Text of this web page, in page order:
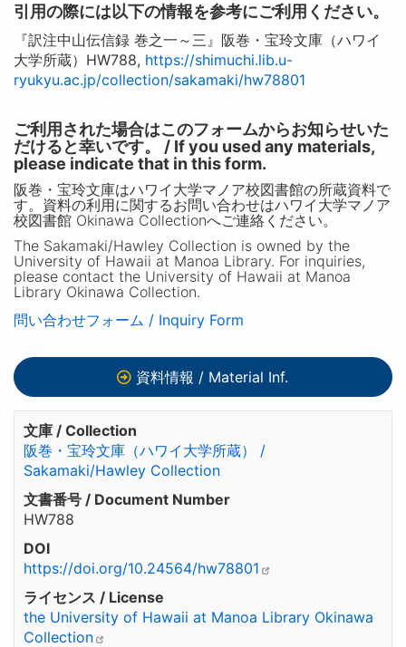
引用の際には以下の情報を参考にご利用ください。
『訳注中山伝信録 巻之一～三』阪巻・宝玲文庫（ハワイ
大学所蔵）HW788, https://shimuchi.lib.u-
ryukyu.ac.jp/collection/sakamaki/hw78801
ご利用された場合はこのフォームからお知らせいた
だけると幸いです。 / If you used any materials,
please indicate that in this form.
阪巻・宝玲文庫はハワイ大学マノア校図書館の所蔵資料で
す。資料の利用に関するお問い合わせはハワイ大学マノア
校図書館 Okinawa Collectionへご連絡ください。
The Sakamaki/Hawley Collection is owned by the
University of Hawaii at Manoa Library. For inquiries,
please contact the University of Hawaii at Manoa
Library Okinawa Collection.
問い合わせフォーム / Inquiry Form
資料情報 / Material Inf.
文庫 / Collection
阪巻・宝玲文庫（ハワイ大学所蔵） /
Sakamaki/Hawley Collection
文書番号 / Document Number
HW788
DOI
https://doi.org/10.24564/hw78801
ライセンス / License
the University of Hawaii at Manoa Library Okinawa
Collection